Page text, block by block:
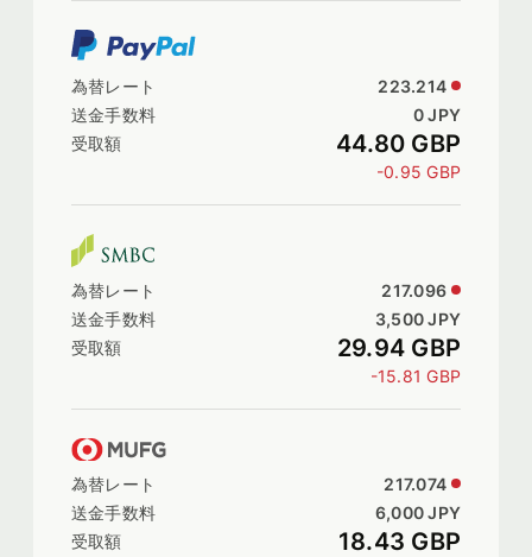
223.214
0 JPY
44.80 GBP
-0.95 GBP
217.096
3,500 JPY
29.94 GBP
-15.81 GBP
217.074
6,000 JPY
18.43 GBP